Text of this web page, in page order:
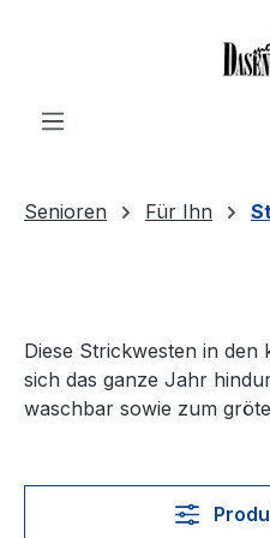
Senioren Für Ihn
Diese Strickwesten in
sich das ganze Jahr
waschbar sowie zum